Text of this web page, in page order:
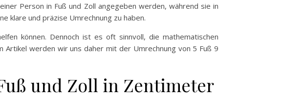
Person in Fuß und Zoll angegeben werden, während sie in
klare und präzise Umrechnung zu haben.
können. Dennoch ist es oft sinnvoll, die mathematischen
Artikel werden wir uns daher mit der Umrechnung von 5 Fuß 9
und Zoll in Zentimeter